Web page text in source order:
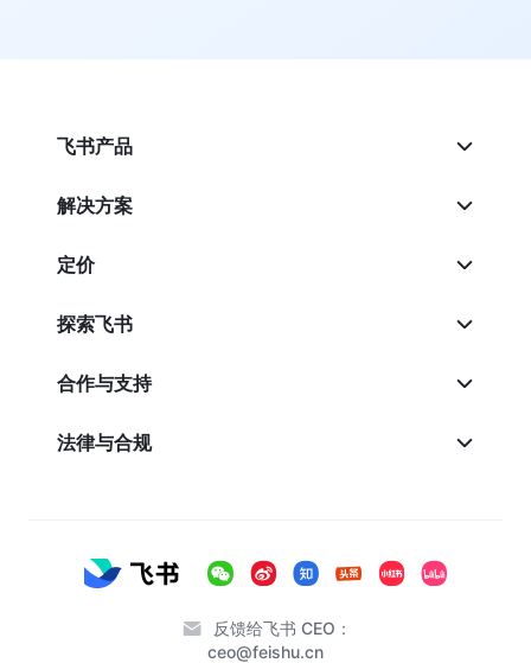
飞书产品
解决方案
定价
探索飞书
合作与支持
法律与合规
反馈给飞书 CEO：
ceo@feishu.cn